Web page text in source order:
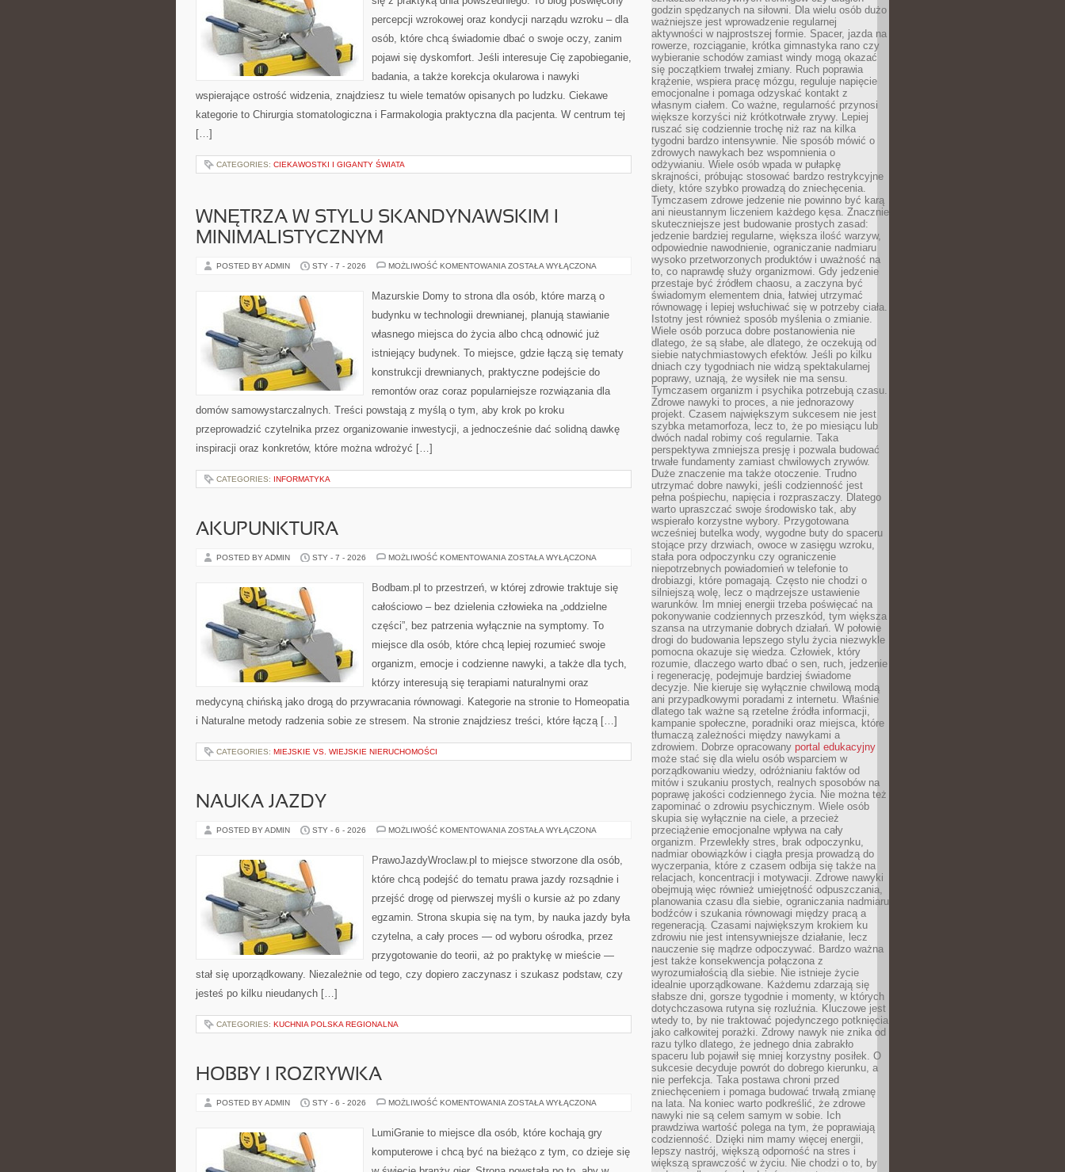
percepcji wzrokowej oraz kondycji narządu wzroku – dla
osób, które chcą świadomie dbać o swoje oczy, zanim
pojawi się dyskomfort. Jeśli interesuje Cię zapobieganie,
badania, a także korekcja okularowa i nawyki
wspierające ostrość widzenia, znajdziesz tu wiele tematów opisanych po ludzku. Ciekawe
kategorie to Chirurgia stomatologiczna i Farmakologia praktyczna dla pacjenta. W centrum tej
[…]
CATEGORIES: CIEKAWOSTKI I GIGANTY ŚWIATA
WNĘTRZA W STYLU SKANDYNAWSKIM I
MINIMALISTYCZNYM
POSTED BY ADMIN STY - 7 - 2026 MOŻLIWOŚĆ KOMENTOWANIA WNĘTRZA
SKANDYNAWSKIM
I
ZOSTAŁA WYŁĄCZONA
Mazurskie Domy to strona dla osób, które marzą o
budynku w technologii drewnianej, planują stawianie
własnego miejsca do życia albo chcą odnowić już
istniejący budynek. To miejsce, gdzie łączą się tematy
konstrukcji drewnianych, praktyczne podejście do
remontów oraz coraz popularniejsze rozwiązania dla
domów samowystarczalnych. Treści powstają z myślą o tym, aby krok po kroku
przeprowadzić czytelnika przez organizowanie inwestycji, a jednocześnie dać solidną dawkę
inspiracji oraz konkretów, które można wdrożyć […]
CATEGORIES: INFORMATYKA
AKUPUNKTURA
POSTED BY ADMIN STY - 7 - 2026 MOŻLIWOŚĆ KOMENTOWANIA AKUPUNKTURA
ZOSTAŁA WYŁĄCZONA
Bodbam.pl to przestrzeń, w której zdrowie traktuje się
całościowo – bez dzielenia człowieka na „oddzielne
części”, bez patrzenia wyłącznie na symptomy. To
miejsce dla osób, które chcą lepiej rozumieć swoje
organizm, emocje i codzienne nawyki, a także dla tych,
którzy interesują się terapiami naturalnymi oraz
medycyną chińską jako drogą do przywracania równowagi. Kategorie na stronie to Homeopatia
i Naturalne metody radzenia sobie ze stresem. Na stronie znajdziesz treści, które łączą […]
CATEGORIES: MIEJSKIE VS. WIEJSKIE NIERUCHOMOŚCI
NAUKA JAZDY
POSTED BY ADMIN STY - 6 - 2026 MOŻLIWOŚĆ KOMENTOWANIA NAUKA
ZOSTAŁA WYŁĄCZONA
PrawoJazdyWroclaw.pl to miejsce stworzone dla osób,
które chcą podejść do tematu prawa jazdy rozsądnie i
przejść drogę od pierwszej myśli o kursie aż po zdany
egzamin. Strona skupia się na tym, by nauka jazdy była
czytelna, a cały proces — od wyboru ośrodka, przez
przygotowanie do teorii, aż po praktykę w mieście —
stał się uporządkowany. Niezależnie od tego, czy dopiero zaczynasz i szukasz podstaw, czy
jesteś po kilku nieudanych […]
CATEGORIES: KUCHNIA POLSKA REGIONALNA
HOBBY I ROZRYWKA
POSTED BY ADMIN STY - 6 - 2026 MOŻLIWOŚĆ KOMENTOWANIA HOBBY
ZOSTAŁA WYŁĄCZONA
LumiGranie to miejsce dla osób, które kochają gry
komputerowe i chcą być na bieżąco z tym, co dzieje się
godzin spędzanych na siłowni. Dla wielu osób dużo
ważniejsze jest wprowadzenie regularnej
aktywności w najprostszej formie. Spacer, jazda na
rowerze, rozciąganie, krótka gimnastyka rano czy
wybieranie schodów zamiast windy mogą okazać
się początkiem trwałej zmiany. Ruch poprawia
krążenie, wspiera pracę mózgu, reguluje napięcie
emocjonalne i pomaga odzyskać kontakt z
własnym ciałem. Co ważne, regularność przynosi
większe korzyści niż krótkotrwałe zrywy. Lepiej
ruszać się codziennie trochę niż raz na kilka
tygodni bardzo intensywnie. Nie sposób mówić o
zdrowych nawykach bez wspomnienia o
odżywianiu. Wiele osób wpada w pułapkę
skrajności, próbując stosować bardzo restrykcyjne
diety, które szybko prowadzą do zniechęcenia.
Tymczasem zdrowe jedzenie nie powinno być karą
ani nieustannym liczeniem każdego kęsa. Znacznie
skuteczniejsze jest budowanie prostych zasad:
jedzenie bardziej regularne, większa ilość warzyw,
odpowiednie nawodnienie, ograniczanie nadmiaru
wysoko przetworzonych produktów i uważność na
to, co naprawdę służy organizmowi. Gdy jedzenie
przestaje być źródłem chaosu, a zaczyna być
świadomym elementem dnia, łatwiej utrzymać
równowagę i lepiej wsłuchiwać się w potrzeby ciała.
Istotny jest również sposób myślenia o zmianie.
Wiele osób porzuca dobre postanowienia nie
dlatego, że są słabe, ale dlatego, że oczekują od
siebie natychmiastowych efektów. Jeśli po kilku
dniach czy tygodniach nie widzą spektakularnej
poprawy, uznają, że wysiłek nie ma sensu.
Tymczasem organizm i psychika potrzebują czasu.
Zdrowe nawyki to proces, a nie jednorazowy
projekt. Czasem największym sukcesem nie jest
szybka metamorfoza, lecz to, że po miesiącu lub
dwóch nadal robimy coś regularnie. Taka
perspektywa zmniejsza presję i pozwala budować
trwałe fundamenty zamiast chwilowych zrywów.
Duże znaczenie ma także otoczenie. Trudno
utrzymać dobre nawyki, jeśli codzienność jest
pełna pośpiechu, napięcia i rozpraszaczy. Dlatego
warto upraszczać swoje środowisko tak, aby
wspierało korzystne wybory. Przygotowana
wcześniej butelka wody, wygodne buty do spaceru
stojące przy drzwiach, owoce w zasięgu wzroku,
stała pora odpoczynku czy ograniczenie
niepotrzebnych powiadomień w telefonie to
drobiazgi, które pomagają. Często nie chodzi o
silniejszą wolę, lecz o mądrzejsze ustawienie
warunków. Im mniej energii trzeba poświęcać na
pokonywanie codziennych przeszkód, tym większa
szansa na utrzymanie dobrych działań. W połowie
drogi do budowania lepszego stylu życia niezwykle
pomocna okazuje się wiedza. Człowiek, który
rozumie, dlaczego warto dbać o sen, ruch, jedzenie
i regenerację, podejmuje bardziej świadome
decyzje. Nie kieruje się wyłącznie chwilową modą
ani przypadkowymi poradami z internetu. Właśnie
dlatego tak ważne są rzetelne źródła informacji,
kampanie społeczne, poradniki oraz miejsca, które
tłumaczą zależności między nawykami a
zdrowiem. Dobrze opracowany portal edukacyjny
może stać się dla wielu osób wsparciem w
porządkowaniu wiedzy, odróżnianiu faktów od
mitów i szukaniu prostych, realnych sposobów na
poprawę jakości codziennego życia. Nie można też
zapominać o zdrowiu psychicznym. Wiele osób
skupia się wyłącznie na ciele, a przecież
przeciążenie emocjonalne wpływa na cały
organizm. Przewlekły stres, brak odpoczynku,
nadmiar obowiązków i ciągła presja prowadzą do
wyczerpania, które z czasem odbija się także na
relacjach, koncentracji i motywacji. Zdrowe nawyki
obejmują więc również umiejętność odpuszczania,
planowania czasu dla siebie, ograniczania nadmiaru
bodźców i szukania równowagi między pracą a
regeneracją. Czasami największym krokiem ku
zdrowiu nie jest intensywniejsze działanie, lecz
nauczenie się mądrze odpoczywać. Bardzo ważna
jest także konsekwencja połączona z
wyrozumiałością dla siebie. Nie istnieje życie
idealnie uporządkowane. Każdemu zdarzają się
słabsze dni, gorsze tygodnie i momenty, w których
dotychczasowa rutyna się rozluźnia. Kluczowe jest
wtedy to, by nie traktować pojedynczego potknięcia
jako całkowitej porażki. Zdrowy nawyk nie znika od
razu tylko dlatego, że jednego dnia zabrakło
spaceru lub pojawił się mniej korzystny posiłek. O
sukcesie decyduje powrót do dobrego kierunku, a
nie perfekcja. Taka postawa chroni przed
zniechęceniem i pomaga budować trwałą zmianę
na lata. Na koniec warto podkreślić, że zdrowe
nawyki nie są celem samym w sobie. Ich
prawdziwa wartość polega na tym, że poprawiają
codzienność. Dzięki nim mamy więcej energii,
lepszy nastrój, większą odporność na stres i
większą sprawczość w życiu. Nie chodzi o to, by